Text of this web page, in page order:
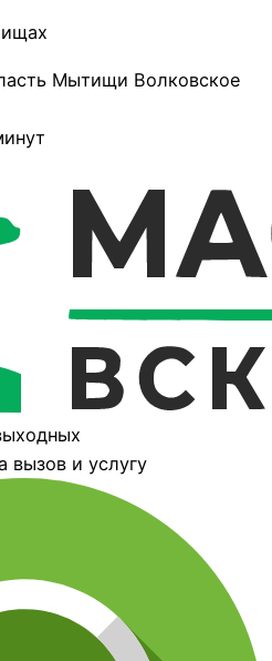
Мытищи Волковское
вызов и услугу